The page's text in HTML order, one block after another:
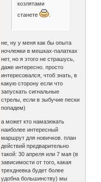
козлятами
станете
.
не, ну у меня как бы опыта
ночлежки в мешках-палатках
нет, но я этого не страшусь,
даже интересно. просто
интересовался, чтоб знать, в
какую сторону если что
запускать сигнальные
стрелы, если в зыбучие пески
попадем)
а может кто намазюкать
наиболее интересный
маршрут для новичков. план
действий предварительно
такой: 30 апреля или 7 мая (в
зависимости от того, какая
трехдневка будет более
удобна большинству) мы